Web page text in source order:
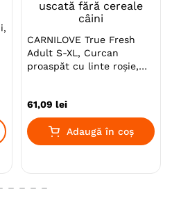
Retetele noastre contin
a contribui la o piele si o
Contine un ingredient activ
dintilor curati si a gingiilor
a greutatii si a conditiei
necesare, promovand
optima a greutatii si
CARNILOVE True Fresh
Adult S-XL, Curcan
proaspăt cu linte roșie,
61,09 lei
Adaugă în coș